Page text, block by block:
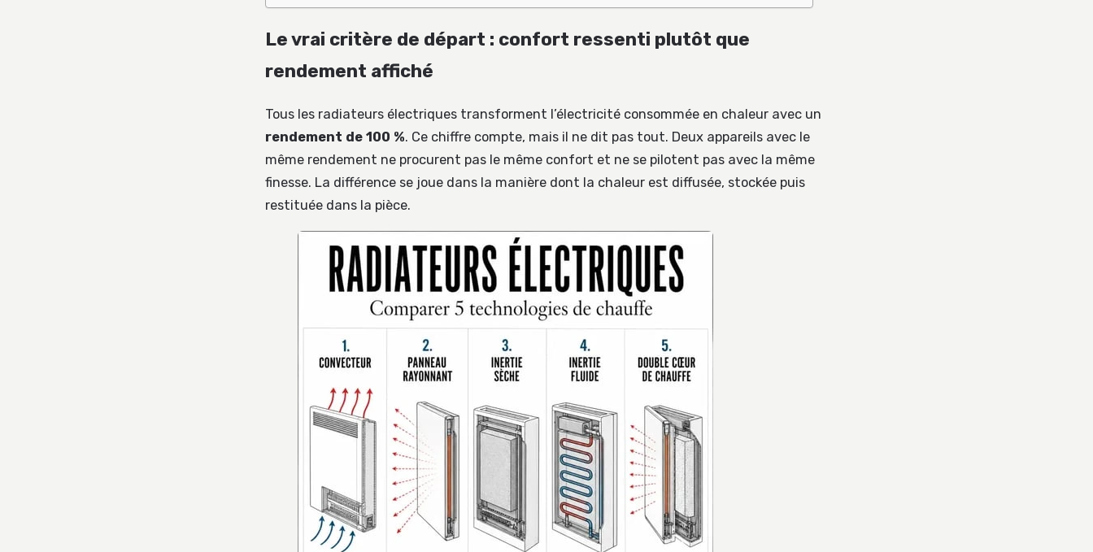
Le vrai critère de départ : confort ressenti plutôt que
rendement affiché
Tous les radiateurs électriques transforment l’électricité consommée en chaleur avec un
rendement de 100 %. Ce chiffre compte, mais il ne dit pas tout. Deux appareils avec le
même rendement ne procurent pas le même confort et ne se pilotent pas avec la même
finesse. La différence se joue dans la manière dont la chaleur est diffusée, stockée puis
restituée dans la pièce.